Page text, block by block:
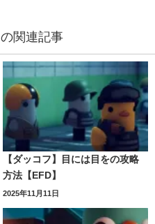
の関連記事
【ダッコフ】目には目をの攻略
方法【EFD】
2025年11月11日